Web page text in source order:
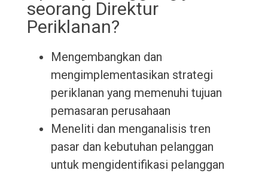
seorang Direktur
Periklanan?
Mengembangkan dan
mengimplementasikan strategi
periklanan yang memenuhi tujuan
pemasaran perusahaan
Meneliti dan menganalisis tren
pasar dan kebutuhan pelanggan
untuk mengidentifikasi pelanggan